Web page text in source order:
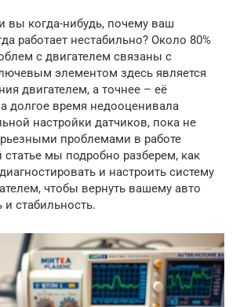
вы когда-нибудь, почему ваш
работает нестабильно? Около 80%
с двигателем связаны с
элементом здесь является
двигателем, а точнее – её
долгое время недооценивала
настройки датчиков, пока не
проблемами в работе
статье мы подробно разберем, как
и настроить систему
чтобы вернуть вашему авто
стабильность.